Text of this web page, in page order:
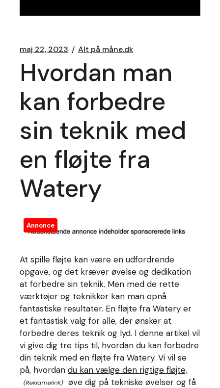
maj 22, 2023 Alt på måne.dk
Hvordan man
kan forbedre
sin teknik med
en fløjte fra
Watery
Annonce
At spille fløjte kan være en udfordrende
opgave, og det kræver øvelse og dedikation
at forbedre sin teknik. Men med de rette
værktøjer og teknikker kan man opnå
fantastiske resultater. En fløjte fra Watery er
et fantastisk valg for alle, der ønsker at
forbedre deres teknik og lyd. I denne artikel vil
vi give dig tre tips til, hvordan du kan forbedre
din teknik med en fløjte fra Watery. Vi vil se
på, hvordandu kan vælge den rigtige fløjte,
øve dig på tekniske øvelser og få